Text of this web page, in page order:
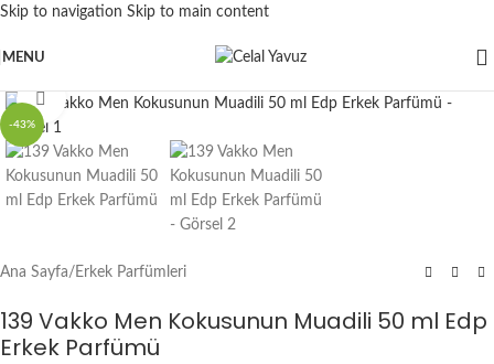
Skip to navigation Skip to main content
MENU
-43%
Click to enlarge
Ana Sayfa/ Erkek Parfümleri
139 Vakko Men Kokusunun Muadili 50 ml Edp
Erkek Parfümü